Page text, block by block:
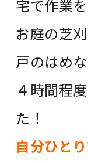
宅で作業
お庭の芝
戸のはめ
４時間程
た！
自分ひと